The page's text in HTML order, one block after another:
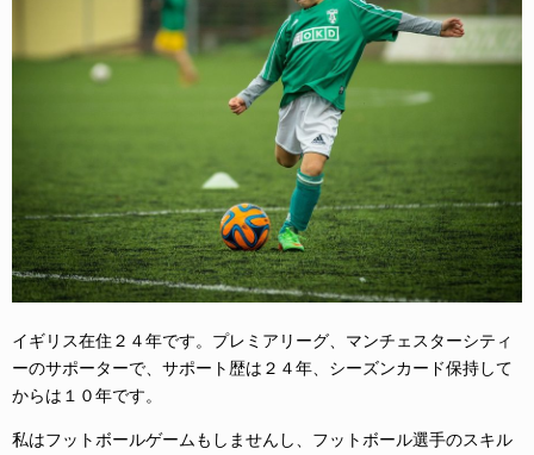
イギリス在住２４年です。プレミアリーグ、マンチェスターシティ
ーのサポーターで、サポート歴は２４年、シーズンカード保持して
からは１０年です。
私はフットボールゲームもしませんし、フットボール選手のスキル